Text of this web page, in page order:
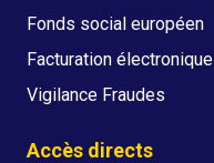
Fonds social européen
Facturation électronique
Vigilance Fraudes
Accès directs